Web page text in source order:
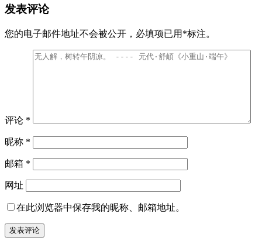
发表评论
您的电子邮件地址不会被公开， 必填项已用 *标注。
评论 *
昵称 *
邮箱 *
网址
在此浏览器中保存我的昵称、邮箱地址。